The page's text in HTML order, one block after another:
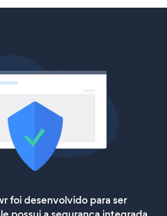
foi desenvolvido para ser